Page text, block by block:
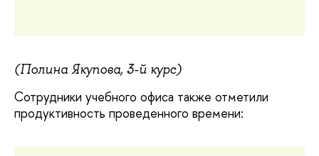
(Полина Якупова, 3-й курс)
Сотрудники учебного офиса также отметили
продуктивность проведенного времени: